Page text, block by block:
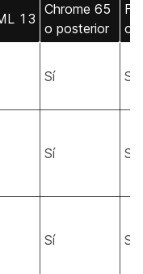
13
Chrome 65
o posterior
o
Sí Sí
Sí Sí
Sí Sí